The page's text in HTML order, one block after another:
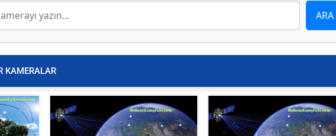
KAMERALAR